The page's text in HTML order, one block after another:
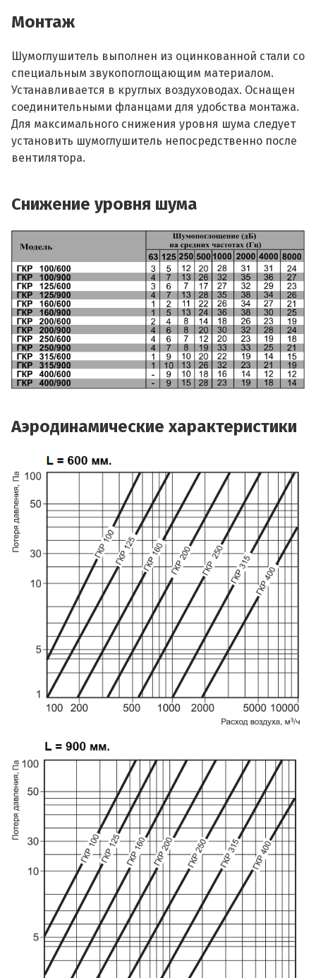
Монтаж
Шумоглушитель выполнен из оцинкованной стали со
специальным звукопоглощающим материалом.
Устанавливается в круглых воздуховодах. Оснащен
соединительными фланцами для удобства монтажа.
Для максимального снижения уровня шума следует
установить шумоглушитель непосредственно после
вентилятора.
Снижение уровня шума
Аэродинамические характеристики